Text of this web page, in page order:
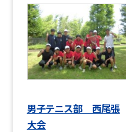
男子テニス部 西尾張
大会